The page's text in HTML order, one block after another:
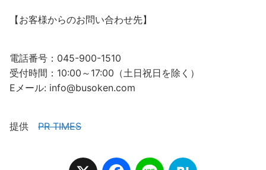
【お客様からのお問い合わせ先】
電話番号：045-900-1510
受付時間：10:00～17:00（土日祝日を除く）
Eメール: info@busoken.com
提供 PR TIMES